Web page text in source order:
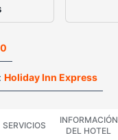
Holiday Inn Express
SERVICIOS
INFORMACIÓN
DEL HOTEL